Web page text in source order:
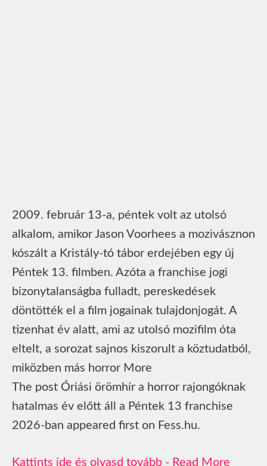
2009. február 13-a, péntek volt az utolsó
alkalom, amikor Jason Voorhees a mozivásznon
kószált a Kristály-tó tábor erdejében egy új
Péntek 13. filmben. Azóta a franchise jogi
bizonytalanságba fulladt, pereskedések
döntötték el a film jogainak tulajdonjogát. A
tizenhat év alatt, ami az utolsó mozifilm óta
eltelt, a sorozat sajnos kiszorult a köztudatból,
miközben más horror More
The post Óriási örömhír a horror rajongóknak
hatalmas év előtt áll a Péntek 13 franchise
2026-ban appeared first on Fess.hu.
Read More